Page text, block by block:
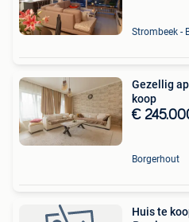
Strombeek -
Gezellig
koop
€
Borgerhout
Huis te